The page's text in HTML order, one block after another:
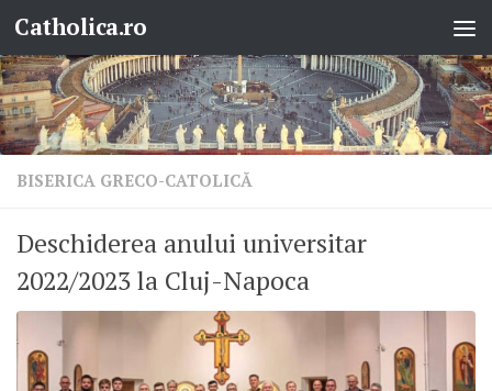
Skip to content
Catholica.ro
BISERICA GRECO-CATOLICĂ
Deschiderea anului universitar
2022/2023 la Cluj-Napoca